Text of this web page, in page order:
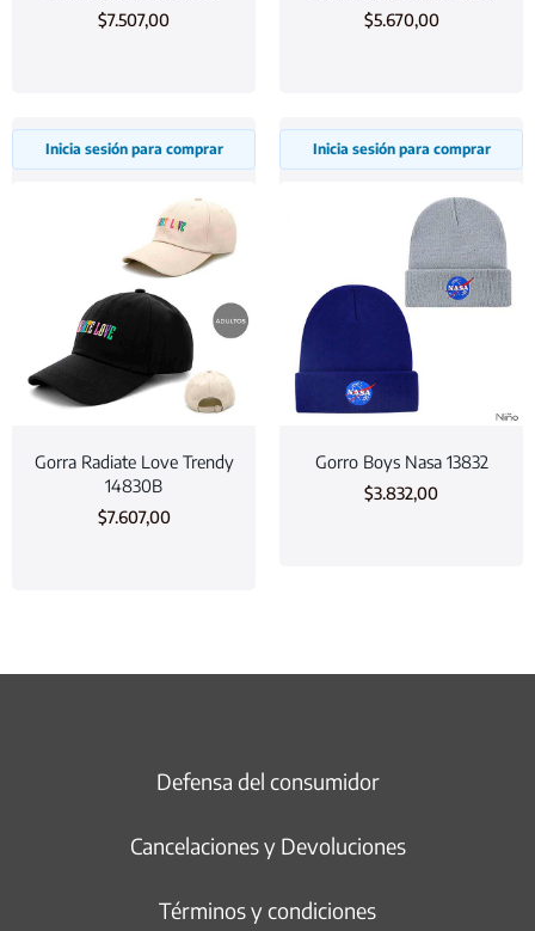
$7.507,00 $5.670,00
Inicia sesión para comprar
Gorra Radiate Love Trendy
14830B
$7.607,00
Inicia sesión para comprar
Gorro Boys Nasa 13832
$3.832,00
Defensa del consumidor
Cancelaciones y Devoluciones
Términos y condiciones